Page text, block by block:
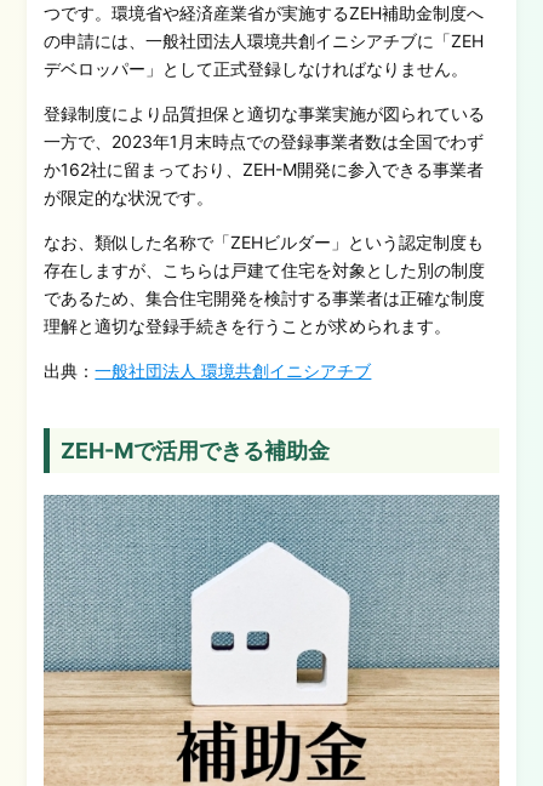
つです。環境省や経済産業省が実施するZEH補助金制度へ
の申請には、一般社団法人環境共創イニシアチブに「ZEH
デベロッパー」として正式登録しなければなりません。
登録制度により品質担保と適切な事業実施が図られている
一方で、2023年1月末時点での登録事業者数は全国でわず
か162社に留まっており、ZEH-M開発に参入できる事業者
が限定的な状況です。
なお、類似した名称で「ZEHビルダー」という認定制度も
存在しますが、こちらは戸建て住宅を対象とした別の制度
であるため、集合住宅開発を検討する事業者は正確な制度
理解と適切な登録手続きを行うことが求められます。
出典：一般社団法人 環境共創イニシアチブ
ZEH-Mで活用できる補助金